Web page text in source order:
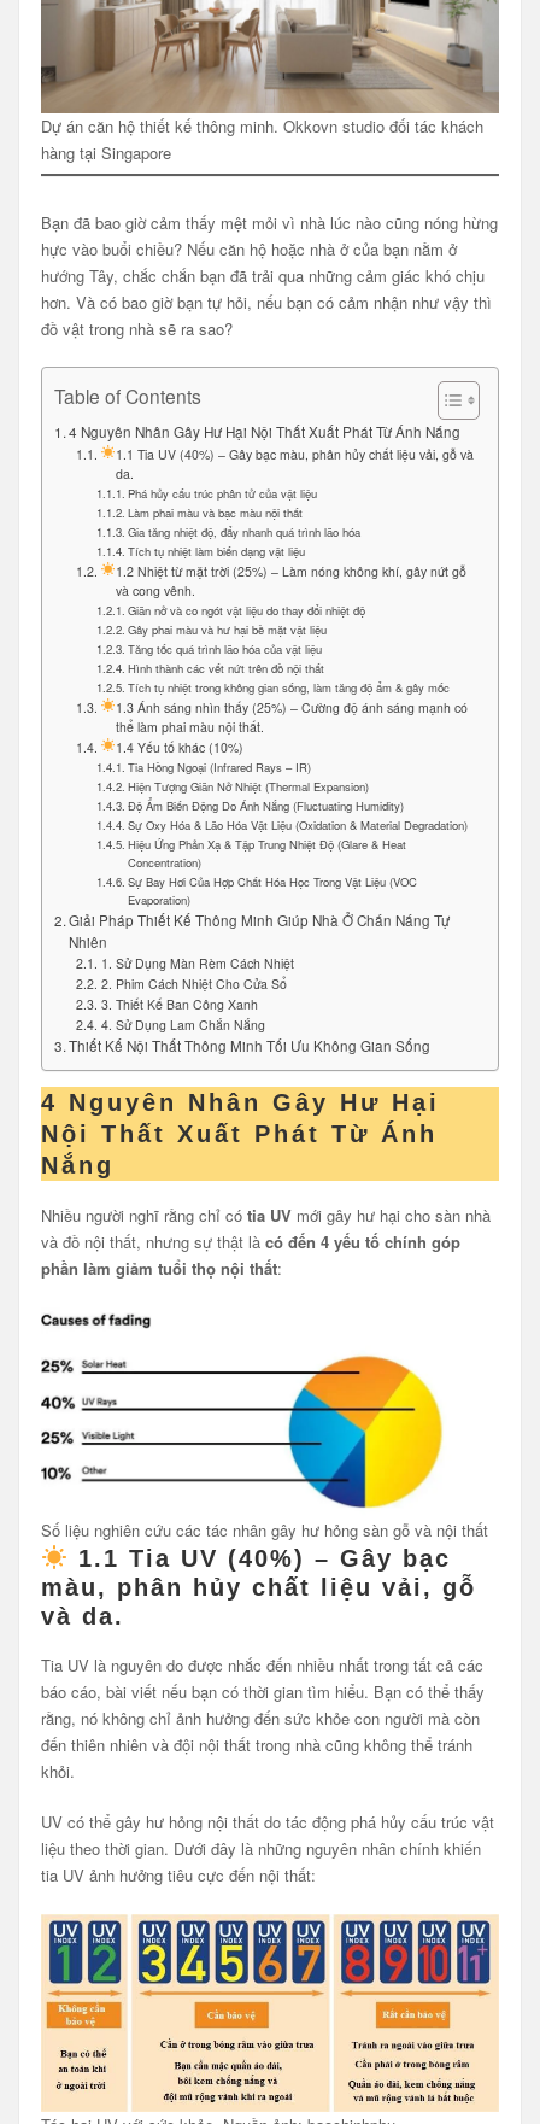
Dự án căn hộ thiết kế thông minh. Okkovn studio đối tác khách
hàng tại Singapore
Bạn đã bao giờ cảm thấy mệt mỏi vì nhà lúc nào cũng nóng hừng
hực vào buổi chiều? Nếu căn hộ hoặc nhà ở của bạn nằm ở
hướng Tây, chắc chắn bạn đã trải qua những cảm giác khó chịu
hơn. Và có bao giờ bạn tự hỏi, nếu bạn có cảm nhận như vậy thì
đồ vật trong nhà sẽ ra sao?
Table of Contents
4 Nguyên Nhân Gây Hư Hại Nội Thất Xuất Phát Từ Ánh Nắng
1.1 Tia UV (40%) – Gây bạc màu, phân hủy chất liệu vải, gỗ và
da.
Phá hủy cấu trúc phân tử của vật liệu
Làm phai màu và bạc màu nội thất
Gia tăng nhiệt độ, đẩy nhanh quá trình lão hóa
Tích tụ nhiệt làm biến dạng vật liệu
1.2 Nhiệt từ mặt trời (25%) – Làm nóng không khí, gây nứt gỗ
và cong vênh.
Giãn nở và co ngót vật liệu do thay đổi nhiệt độ
Gây phai màu và hư hại bề mặt vật liệu
Tăng tốc quá trình lão hóa của vật liệu
Hình thành các vết nứt trên đồ nội thất
Tích tụ nhiệt trong không gian sống, làm tăng độ ẩm & gây mốc
1.3 Ánh sáng nhìn thấy (25%) – Cường độ ánh sáng mạnh có
thể làm phai màu nội thất.
1.4 Yếu tố khác (10%)
Tia Hồng Ngoại (Infrared Rays – IR)
Hiện Tượng Giãn Nở Nhiệt (Thermal Expansion)
Độ Ẩm Biến Động Do Ánh Nắng (Fluctuating Humidity)
Sự Oxy Hóa & Lão Hóa Vật Liệu (Oxidation & Material Degradation)
Hiệu Ứng Phản Xạ & Tập Trung Nhiệt Độ (Glare & Heat
Concentration)
Sự Bay Hơi Của Hợp Chất Hóa Học Trong Vật Liệu (VOC
Evaporation)
Giải Pháp Thiết Kế Thông Minh Giúp Nhà Ở Chắn Nắng Tự
Nhiên
1. Sử Dụng Màn Rèm Cách Nhiệt
2. Phim Cách Nhiệt Cho Cửa Sổ
3. Thiết Kế Ban Công Xanh
4. Sử Dụng Lam Chắn Nắng
Thiết Kế Nội Thất Thông Minh Tối Ưu Không Gian Sống
4 Nguyên Nhân Gây Hư Hại
Nội Thất Xuất Phát Từ Ánh
Nắng
Nhiều người nghĩ rằng chỉ có tia UVmới gây hư hại cho sàn nhà
và đồ nội thất, nhưng sự thật là có đến 4 yếu tố chính góp
phần làm giảm tuổi thọ nội thất:
Số liệu nghiên cứu các tác nhân gây hư hỏng sàn gỗ và nội thất
1.1 Tia UV (40%) – Gây bạc
màu, phân hủy chất liệu vải, gỗ
và da.
Tia UV là nguyên do được nhắc đến nhiều nhất trong tất cả các
báo cáo, bài viết nếu bạn có thời gian tìm hiểu. Bạn có thể thấy
rằng, nó không chỉ ảnh hưởng đến sức khỏe con người mà còn
đến thiên nhiên và đội nội thất trong nhà cũng không thể tránh
khỏi.
UV có thể gây hư hỏng nội thất do tác động phá hủy cấu trúc vật
liệu theo thời gian. Dưới đây là những nguyên nhân chính khiến
tia UV ảnh hưởng tiêu cực đến nội thất: